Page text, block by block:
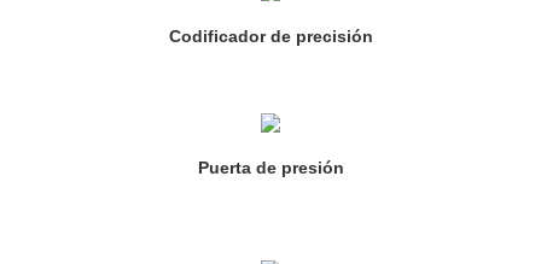
Codificador de precisión
Puerta de presión